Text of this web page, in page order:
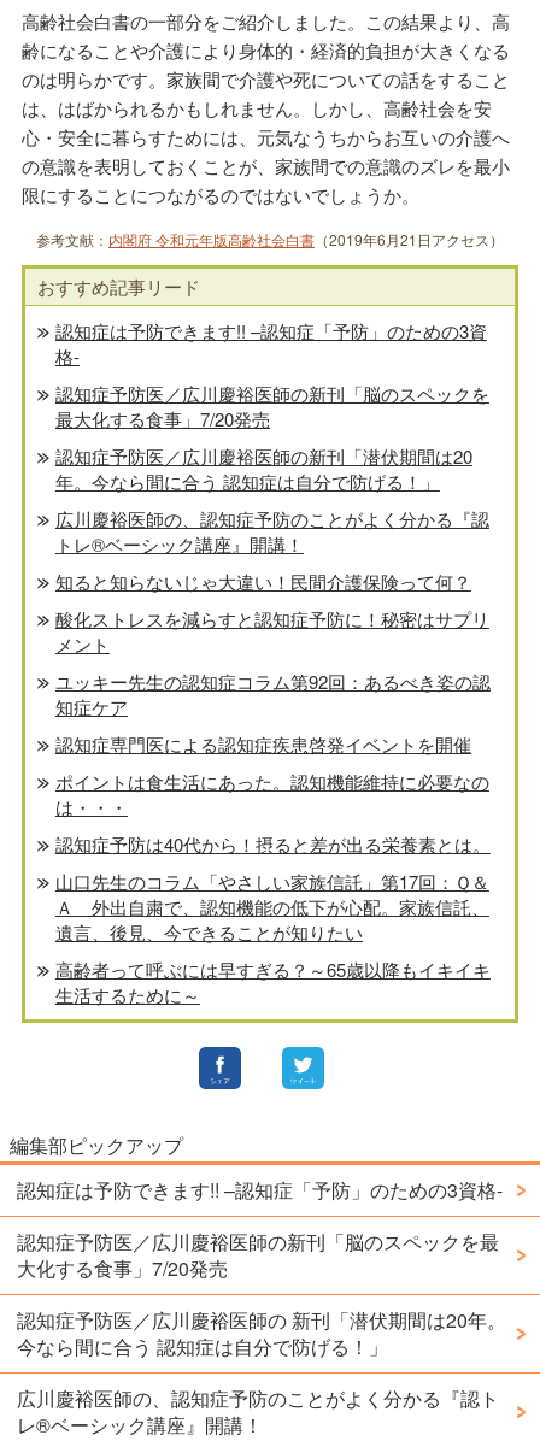
高齢社会白書の一部分をご紹介しました。この結果より、高
齢になることや介護により身体的・経済的負担が大きくなる
のは明らかです。家族間で介護や死についての話をすること
は、はばかられるかもしれません。しかし、高齢社会を安
心・安全に暮らすためには、元気なうちからお互いの介護へ
の意識を表明しておくことが、家族間での意識のズレを最小
限にすることにつながるのではないでしょうか。
参考文献： 内閣府 令和元年版高齢社会白書 （2019年6月21日アクセス）
おすすめ記事リード
認知症は予防できます!! –認知症「予防」のための3資
格-
認知症予防医／広川慶裕医師の新刊「脳のスペックを
最大化する食事」7/20発売
認知症予防医／広川慶裕医師の新刊「潜伏期間は20
年。今なら間に合う 認知症は自分で防げる！」
広川慶裕医師の、認知症予防のことがよく分かる『認
トレ®️ベーシック講座』開講！
知ると知らないじゃ大違い！民間介護保険って何？
酸化ストレスを減らすと認知症予防に！秘密はサプリ
メント
ユッキー先生の認知症コラム第92回：あるべき姿の認
知症ケア
認知症専門医による認知症疾患啓発イベントを開催
ポイントは食生活にあった。認知機能維持に必要なの
は・・・
認知症予防は40代から！摂ると差が出る栄養素とは。
山口先生のコラム「やさしい家族信託」第17回：Ｑ＆
Ａ 外出自粛で、認知機能の低下が心配。家族信託、
遺言、後見、今できることが知りたい
高齢者って呼ぶには早すぎる？～65歳以降もイキイキ
生活するために～
編集部ピックアップ
認知症は予防できます!! –認知症「予防」のための3資格-
認知症予防医／広川慶裕医師の新刊「脳のスペックを最
大化する食事」7/20発売
認知症予防医／広川慶裕医師の 新刊「潜伏期間は20年。
今なら間に合う 認知症は自分で防げる！」
広川慶裕医師の、認知症予防のことがよく分かる『認ト
レ®️ベーシック講座』開講！